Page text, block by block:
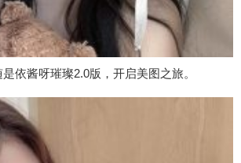
依酱呀璀璨2.0版，开启美图之旅。